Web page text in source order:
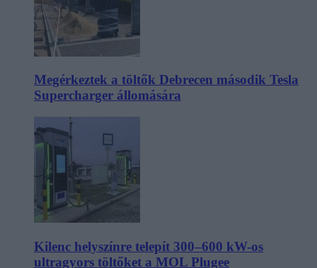
Megérkeztek a töltők Debrecen második Tesla
Supercharger állomására
Kilenc helyszínre telepít 300–600 kW-os
ultragyors töltőket a MOL Plugee